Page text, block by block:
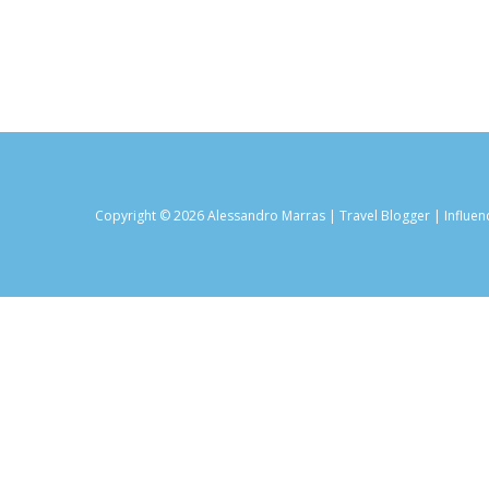
Copyright © 2026 Alessandro Marras | Travel Blogger |